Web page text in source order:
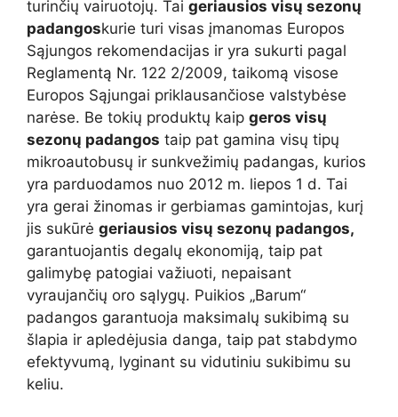
turinčių vairuotojų. Tai geriausios visų sezonų
padangoskurie turi visas įmanomas Europos
Sąjungos rekomendacijas ir yra sukurti pagal
Reglamentą Nr. 122 2/2009, taikomą visose
Europos Sąjungai priklausančiose valstybėse
narėse. Be tokių produktų kaip geros visų
sezonų padangos taip pat gamina visų tipų
mikroautobusų ir sunkvežimių padangas, kurios
yra parduodamos nuo 2012 m. liepos 1 d. Tai
yra gerai žinomas ir gerbiamas gamintojas, kurį
jis sukūrė geriausios visų sezonų padangos,
garantuojantis degalų ekonomiją, taip pat
galimybę patogiai važiuoti, nepaisant
vyraujančių oro sąlygų. Puikios „Barum“
padangos garantuoja maksimalų sukibimą su
šlapia ir apledėjusia danga, taip pat stabdymo
efektyvumą, lyginant su vidutiniu sukibimu su
keliu.